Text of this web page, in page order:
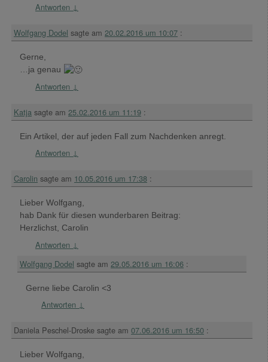
Antworten ↓
Wolfgang Dodel sagte am 20.02.2016 um 10:07 :
Gerne,
…ja genau
Antworten ↓
Katja sagte am 25.02.2016 um 11:19 :
Ein Artikel, der auf jeden Fall zum Nachdenken anregt.
Antworten ↓
Carolin sagte am 10.05.2016 um 17:38 :
Lieber Wolfgang,
hab Dank für diesen wunderbaren Beitrag:
Herzlichst, Carolin
Antworten ↓
Wolfgang Dodel sagte am 29.05.2016 um 16:06 :
Gerne liebe Carolin <3
Antworten ↓
Daniela Peschel-Droske sagte am 07.06.2016 um 16:50 :
Lieber Wolfgang,